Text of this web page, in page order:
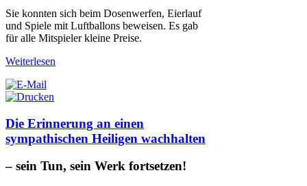
Sie konnten sich beim Dosenwerfen, Eierlauf
und Spiele mit Luftballons beweisen. Es gab
für alle Mitspieler kleine Preise.
Weiterlesen
Die Erinnerung an einen
sympathischen Heiligen wachhalten
– sein Tun, sein Werk fortsetzen!